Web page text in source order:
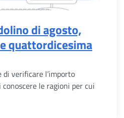
di agosto,
quattordicesima
verificare l’importo
le ragioni per cui